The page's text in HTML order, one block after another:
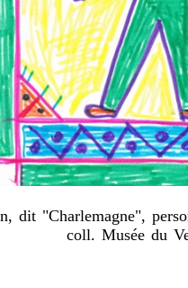
dit "Charlemagne",
coll. Musée du